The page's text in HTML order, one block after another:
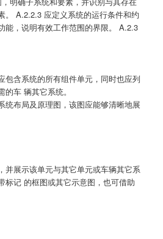
。 A.2.2.3 应定义系统的运行条件和约
能，说明有效工作范围的界限。 A.2.3
包含系统的所有组件单元，同时也应列
车 辆其它系统。
统布局及原理图，该图应能够清晰地展
并展示该单元与其它单元或车辆其它系
标记 的框图或其它示意图，也可借助